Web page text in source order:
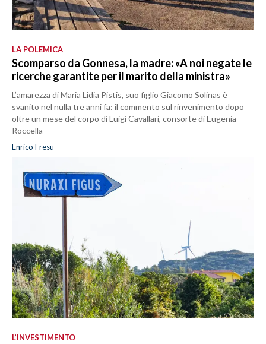
LA POLEMICA
Scomparso da Gonnesa, la madre: «A noi negate le
ricerche garantite per il marito della ministra»
L’amarezza di Maria Lidia Pistis, suo figlio Giacomo Solinas è
svanito nel nulla tre anni fa: il commento sul rinvenimento dopo
oltre un mese del corpo di Luigi Cavallari, consorte di Eugenia
Roccella
Enrico Fresu
L’INVESTIMENTO